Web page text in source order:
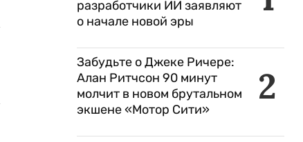
разработчики ИИ заявляют
о начале новой эры
2
Забудьте о Джеке Ричере:
Алан Ритчсон 90 минут
молчит в новом брутальном
экшене «Мотор Сити»